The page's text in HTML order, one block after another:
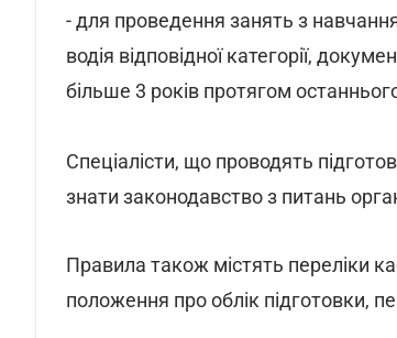
- для проведення занять з
водія відповідної категорії,
більше 3 років протягом
Спеціалісти, що проводять
знати законодавство з питань
Правила також містять переліки
положення про облік підготовки,